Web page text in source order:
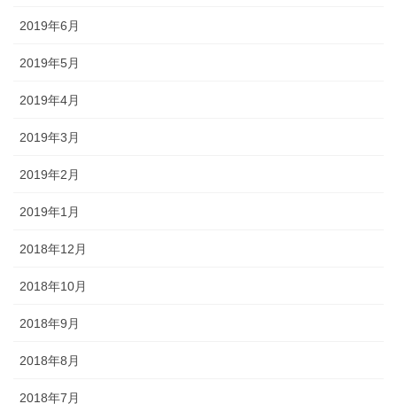
2019年6月
2019年5月
2019年4月
2019年3月
2019年2月
2019年1月
2018年12月
2018年10月
2018年9月
2018年8月
2018年7月